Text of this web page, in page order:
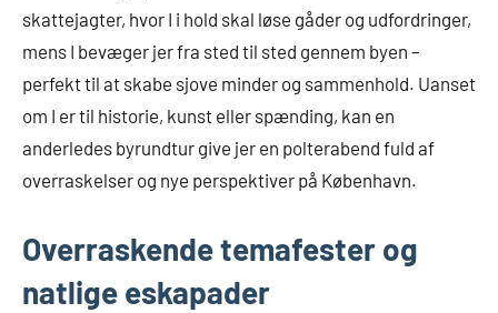
skattejagter, hvor I i hold skal løse gåder og udfordringer,
mens I bevæger jer fra sted til sted gennem byen –
perfekt til at skabe sjove minder og sammenhold. Uanset
om I er til historie, kunst eller spænding, kan en
anderledes byrundtur give jer en polterabend fuld af
overraskelser og nye perspektiver på København.
Overraskende temafester og
natlige eskapader